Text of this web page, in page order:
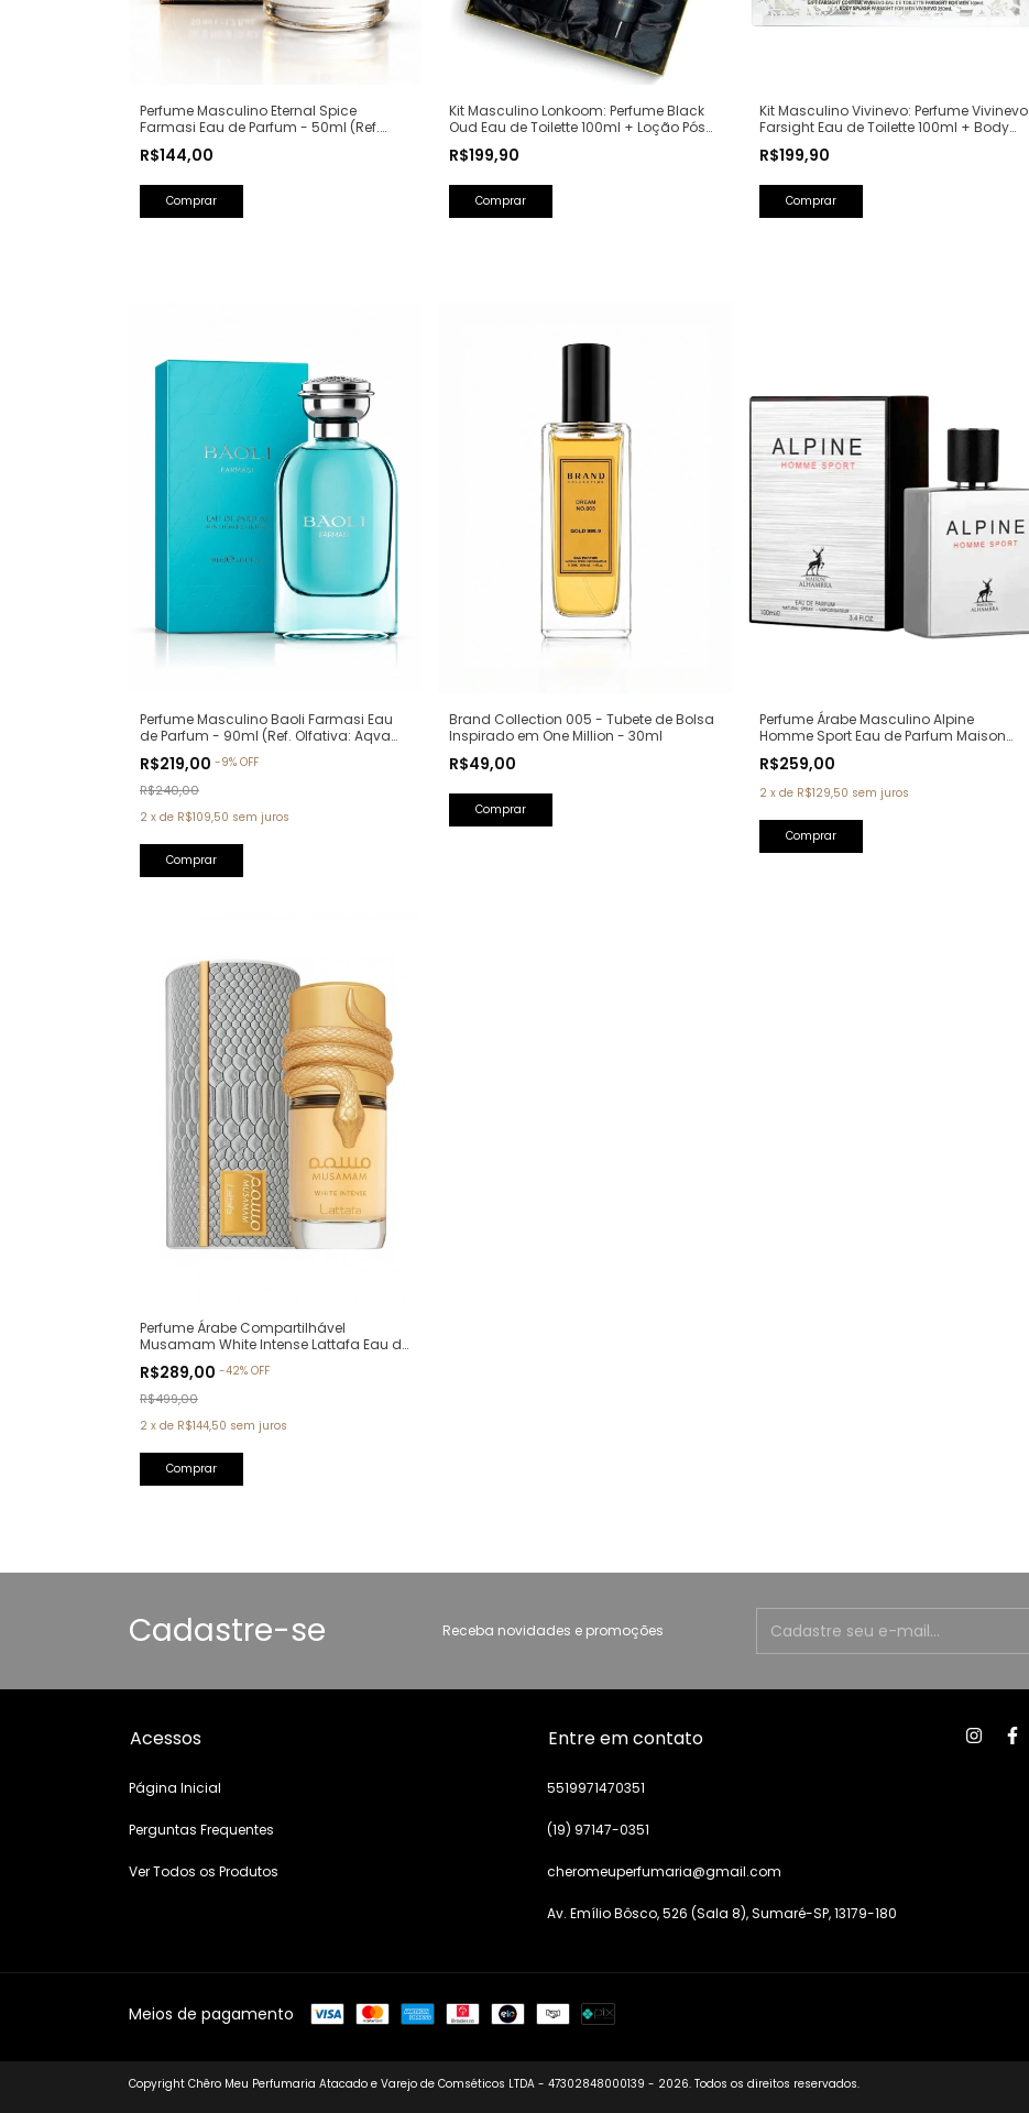
Perfume Masculino Eternal Spice
Farmasi Eau de Parfum - 50ml (Ref.
R$144,00
Kit Masculino Lonkoom: Perfume Black
Oud Eau de Toilette 100ml + Loção Pós
R$199,90
Kit Masculino Vivinevo: Perfume Vivinevo
Farsight Eau de Toilette 100ml + Body
R$199,90
Perfume Masculino Baoli Farmasi Eau
de Parfum - 90ml (Ref. Olfativa: Aqva
R$219,00 -9% OFF
R$240,00
2 x de R$109,50 sem juros
Brand Collection 005 - Tubete de Bolsa
Inspirado em One Million - 30ml
R$49,00
Perfume Árabe Masculino Alpine
Homme Sport Eau de Parfum Maison
Homme Sport Chanel)
R$259,00
2 x de R$129,50 sem juros
Perfume Árabe Compartilhável
Musamam White Intense Lattafa Eau de
R$289,00 -42% OFF
R$499,00
2 x de R$144,50 sem juros
Cadastre-se Receba novidades e promoções
Acessos
Página Inicial
Perguntas Frequentes
Ver Todos os Produtos
Entre em contato
5519971470351
(19) 97147-0351
cheromeuperfumaria@gmail.com
Av. Emílio Bôsco, 526 (Sala 8), Sumaré-SP, 13179-180
Meios de pagamento
Copyright Chêro Meu Perfumaria Atacado e Varejo de Comséticos LTDA - 47302848000139 - 2026. Todos os direitos reservados.